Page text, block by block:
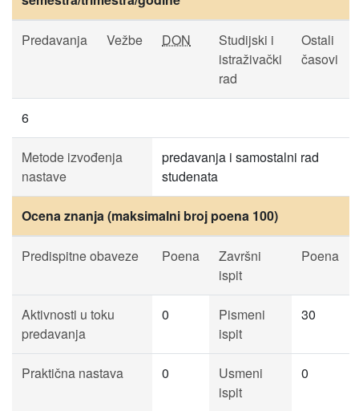
Predavanja Vežbe DON
Studijski i
istraživački
rad
Ostali
časovi
6
Metode izvođenja
nastave
predavanja i samostalni rad
studenata
Ocena znanja (maksimalni broj poena 100)
Predispitne obaveze Poena
Završni
ispit
Poena
Aktivnosti u toku
predavanja
0
Pismeni
ispit
30
Praktična nastava 0
Usmeni
ispit
0